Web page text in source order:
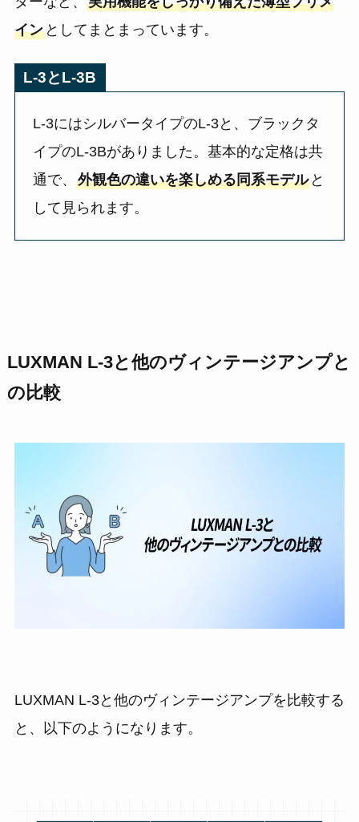
インとしてまとまっています。
L-3とL-3B
L-3にはシルバータイプのL-3と、ブラックタ
イプのL-3Bがありました。基本的な定格は共
通で、外観色の違いを楽しめる同系モデル と
して見られます。
LUXMAN L-3と他のヴィンテージアンプと
の比較
LUXMAN L-3と他のヴィンテージアンプを比較する
と、以下のようになります。